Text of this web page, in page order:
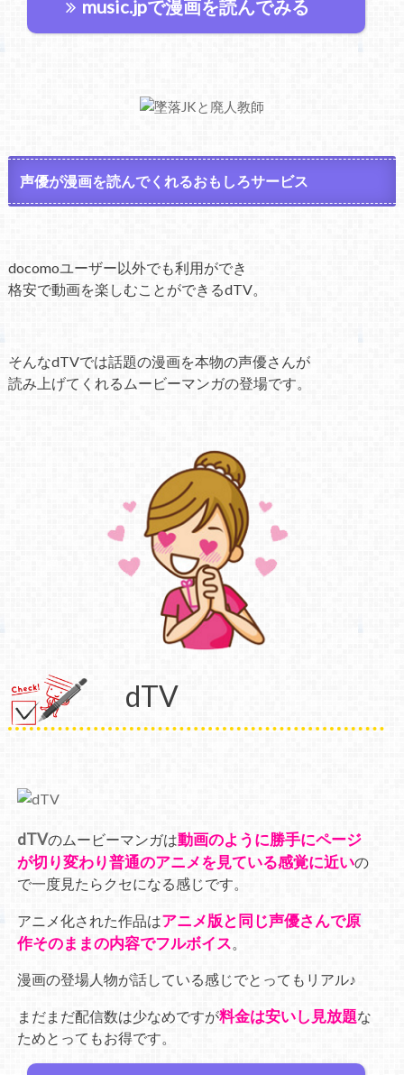
music.jpで漫画を読んでみる
声優が漫画を読んでくれるおもしろサービス
docomoユーザー以外でも利用ができ
格安で動画を楽しむことができるdTV。
そんなdTVでは話題の漫画を本物の声優さんが
読み上げてくれるムービーマンガの登場です。
dTV
dTVのムービーマンガは動画のように勝手にページ
が切り変わり普通のアニメを見ている感覚に近いの
で一度見たらクセになる感じです。
アニメ化された作品はアニメ版と同じ声優さんで原
作そのままの内容でフルボイス。
漫画の登場人物が話している感じでとってもリアル♪
まだまだ配信数は少なめですが料金は安いし見放題な
ためとってもお得です。